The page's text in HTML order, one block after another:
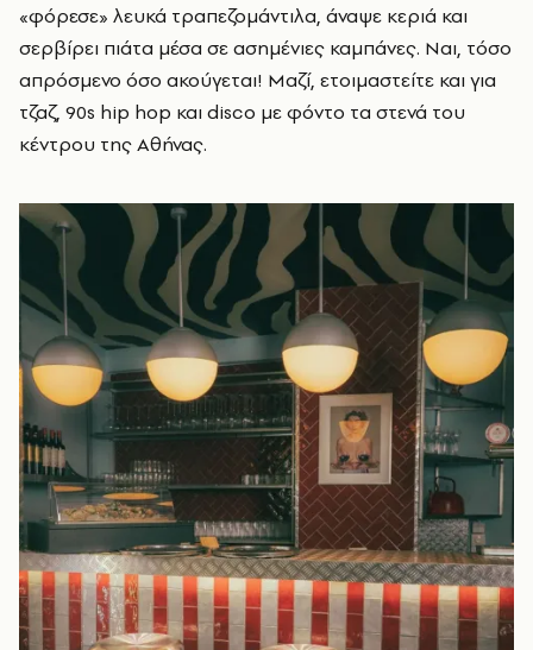
«φόρεσε» λευκά τραπεζομάντιλα, άναψε κεριά και
σερβίρει πιάτα μέσα σε ασημένιες καμπάνες. Ναι, τόσο
απρόσμενο όσο ακούγεται! Μαζί, ετοιμαστείτε και για
τζαζ, 90s hip hop και disco με φόντο τα στενά του
κέντρου της Αθήνας.